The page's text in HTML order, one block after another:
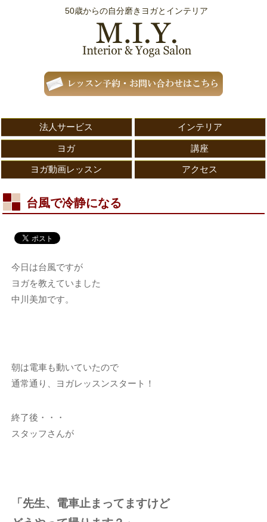
50歳からの自分磨きヨガとインテリア
法人サービス インテリア
ヨガ 講座
ヨガ動画レッスン アクセス
台風で冷静になる
今日は台風ですが
ヨガを教えていました
中川美加です。
朝は電車も動いていたので
通常通り、ヨガレッスンスタート！
終了後・・・
スタッフさんが
「先生、電車止まってますけど